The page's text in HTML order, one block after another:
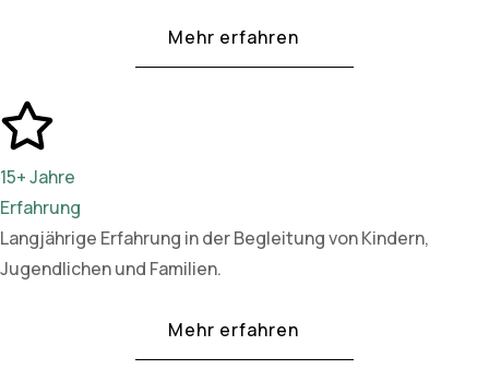
Mehr erfahren
15+ Jahre
Erfahrung
Langjährige Erfahrung in der Begleitung von Kindern,
Jugendlichen und Familien.
Mehr erfahren